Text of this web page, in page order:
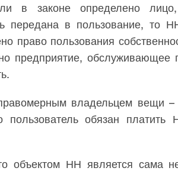
в законе определено
передана в пользование, то
право пользования
предприятие, обслуживающее
владельцем вещи –
пользователь обязан
объектом НН является сама